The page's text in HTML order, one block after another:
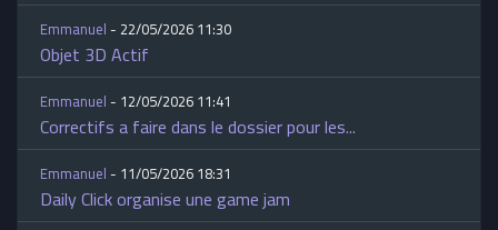
Emmanuel- 22/05/2026 11:30
Objet 3D Actif
Emmanuel- 12/05/2026 11:41
Correctifs a faire dans le dossier pour les...
Emmanuel- 11/05/2026 18:31
Daily Click organise une game jam